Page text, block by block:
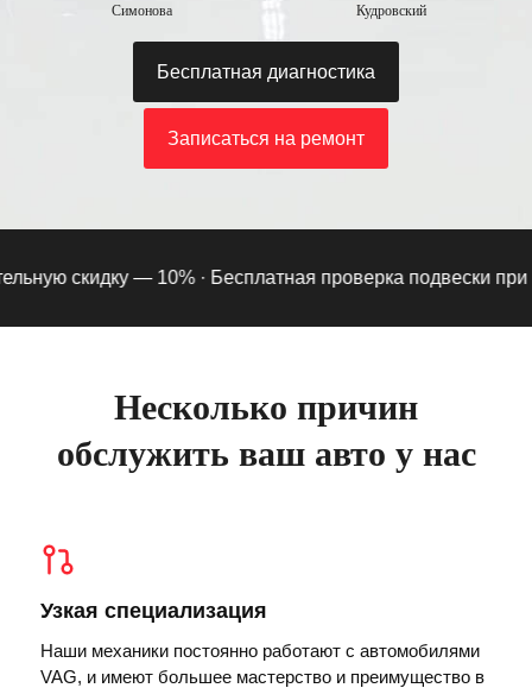
Симонова Кудровский
Бесплатная диагностика
Записаться на ремонт
скидку — 10% ·Бесплатная проверка подвески при
Несколько причин
обслужить ваш авто у нас
Узкая специализация
Наши механики постоянно работают с автомобилями
VAG, и имеют большее мастерство и преимущество в